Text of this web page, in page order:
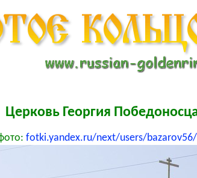
Церковь Георгия
fotki.yandex.ru/next/users/